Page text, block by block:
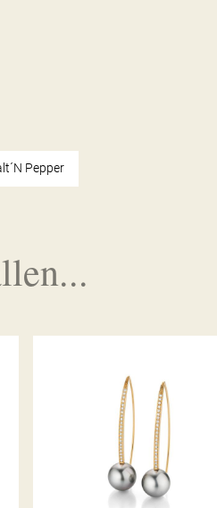
Pepper
GELLNER OHRHÄNGER WAVE